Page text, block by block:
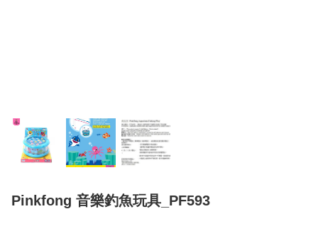
Pinkfong 音樂釣魚玩具_PF593